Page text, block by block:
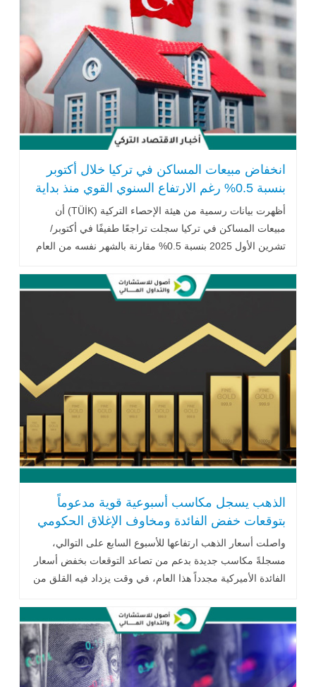
انخفاض مبيعات المساكن في تركيا خلال أكتوبر
بنسبة 0.5% رغم الارتفاع السنوي القوي منذ بداية
العام
أظهرت بيانات رسمية من هيئة الإحصاء التركية (TÜİK) أن
مبيعات المساكن في تركيا سجلت تراجعًا طفيفًا في أكتوبر/
تشرين الأول 2025 بنسبة 0.5% مقارنة بالشهر نفسه من العام
الذهب يسجل مكاسب أسبوعية قوية مدعوماً
بتوقعات خفض الفائدة ومخاوف الإغلاق الحكومي
الأميركي
واصلت أسعار الذهب ارتفاعها للأسبوع السابع على التوالي،
مسجلةً مكاسب جديدة بدعم من تصاعد التوقعات بخفض أسعار
الفائدة الأميركية مجدداً هذا العام، في وقت يزداد فيه القلق من